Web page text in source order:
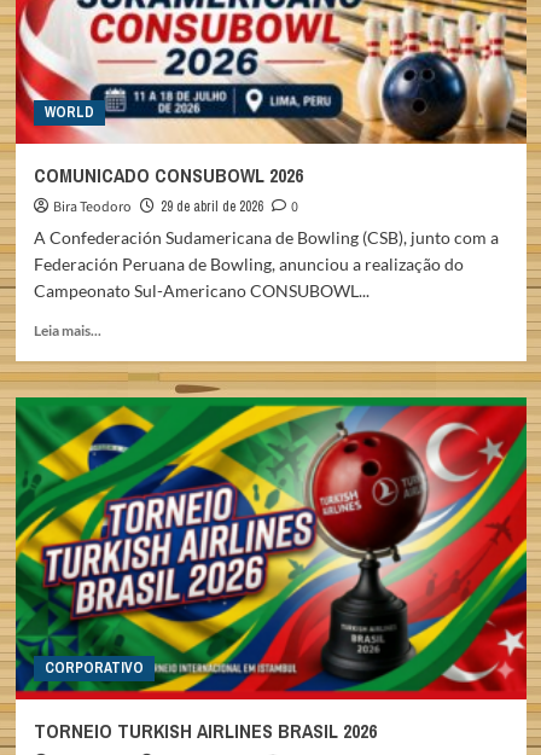
WORLD
COMUNICADO CONSUBOWL 2026
Bira Teodoro 29 de abril de 2026
0
A Confederación Sudamericana de Bowling (CSB), junto com a
Federación Peruana de Bowling, anunciou a realização do
Campeonato Sul-Americano CONSUBOWL...
Leia mais...
about
COMUNICADO
CONSUBOWL
2026
CORPORATIVO
TORNEIO TURKISH AIRLINES BRASIL 2026